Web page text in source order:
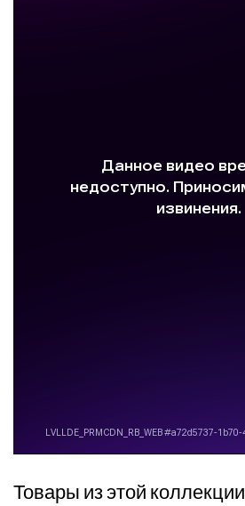
Товары из этой коллекции